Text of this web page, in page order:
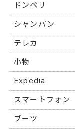
ドンペリ
シャンパン
テレカ
小物
Expedia
スマートフォン
ブーツ